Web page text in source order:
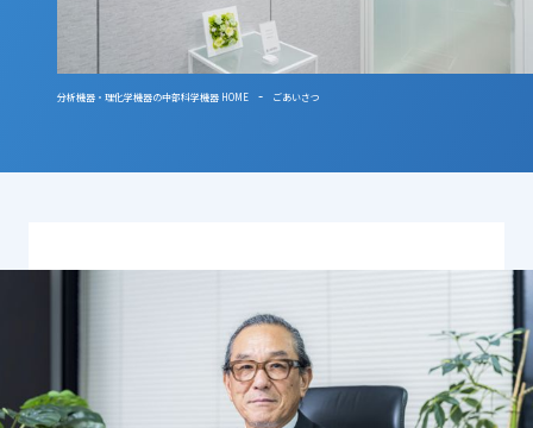
分析機器・理化学機器の中部科学機器 HOME - ごあいさつ